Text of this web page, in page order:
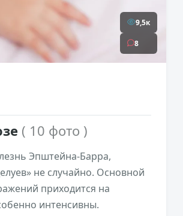
9,5к
8
( 10 фото )
Эпштейна-Барра,
не случайно. Основной
приходится на
интенсивны.